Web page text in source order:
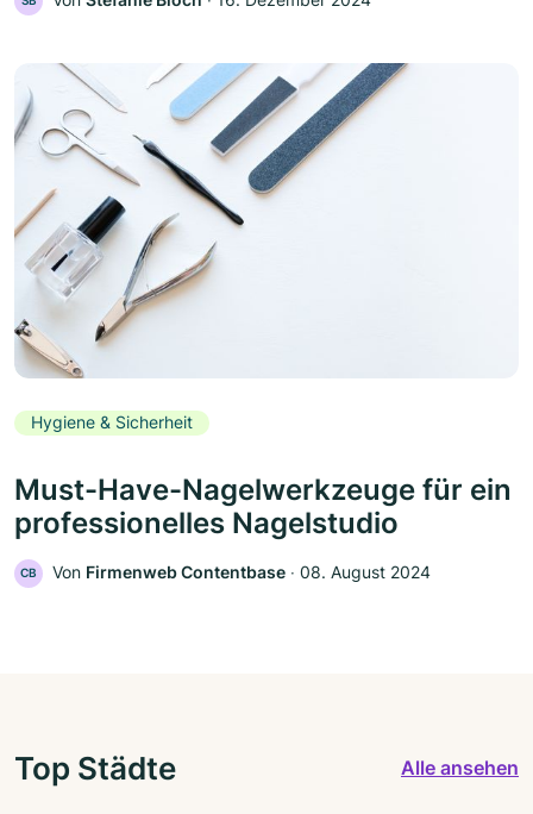
Hygiene & Sicherheit
Must-Have-Nagelwerkzeuge für ein
professionelles Nagelstudio
CB Von Firmenweb Contentbase ‧ 08. August 2024
Top Städte Alle ansehen